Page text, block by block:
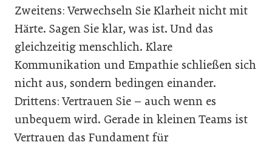
Zweitens: Verwechseln Sie Klarheit nicht mit
Härte. Sagen Sie klar, was ist. Und das
gleichzeitig menschlich. Klare
Kommunikation und Empathie schließen sich
nicht aus, sondern bedingen einander.
Drittens: Vertrauen Sie – auch wenn es
unbequem wird. Gerade in kleinen Teams ist
Vertrauen das Fundament für